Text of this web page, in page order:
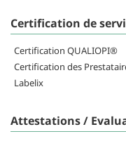
Certification de
Certification QUALIOPI®
Certification des
Labelix
Attestations /